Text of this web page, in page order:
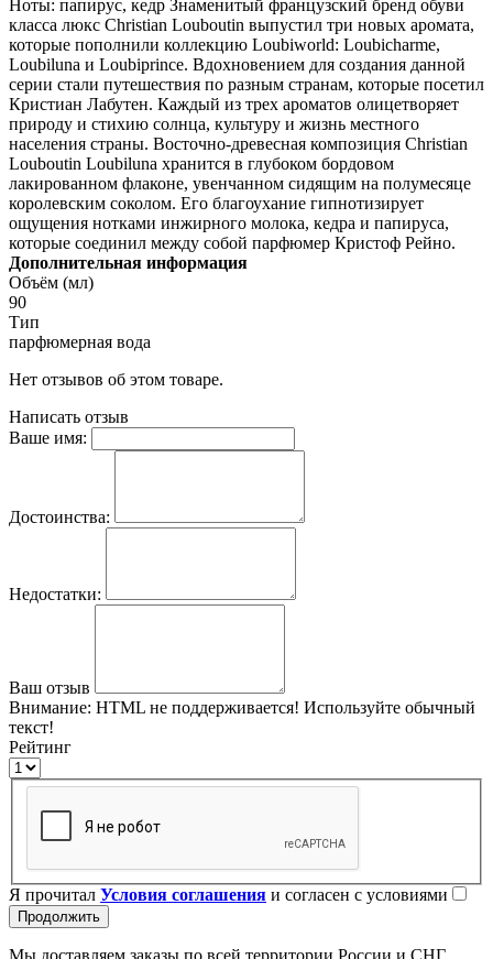
Ноты: папирус, кедр Знаменитый французский бренд обуви
класса люкс Christian Louboutin выпустил три новых аромата,
которые пополнили коллекцию Loubiworld: Loubicharme,
Loubiluna и Loubiprince. Вдохновением для создания данной
серии стали путешествия по разным странам, которые посетил
Кристиан Лабутен. Каждый из трех ароматов олицетворяет
природу и стихию солнца, культуру и жизнь местного
населения страны. Восточно-древесная композиция Christian
Louboutin Loubiluna хранится в глубоком бордовом
лакированном флаконе, увенчанном сидящим на полумесяце
королевским соколом. Его благоухание гипнотизирует
ощущения нотками инжирного молока, кедра и папируса,
которые соединил между собой парфюмер Кристоф Рейно.
Дополнительная информация
Объём (мл)
90
Тип
парфюмерная вода
Нет отзывов об этом товаре.
Написать отзыв
Ваше имя:
Достоинства:
Недостатки:
Ваш отзыв
Внимание: HTML не поддерживается! Используйте обычный
текст!
Рейтинг
Я прочитал Условия соглашения и согласен с условиями
Продолжить